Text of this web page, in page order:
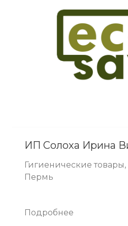
ИП Солоха Ирина
Гигиенические
Пермь
Подробнее